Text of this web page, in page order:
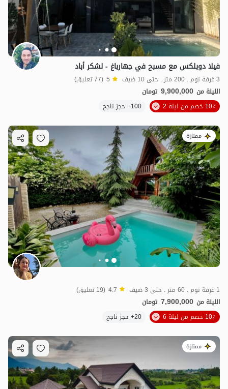
فيلا دوبلكس مع مسبح في جهارباغ - لشكر أباد
3 غرفة نوم . 200 متر . حتى 10 ضيف 5 (77 تعليق)
الليلة من 9,900,000 تومان
10٪ خصم من ليلة 2
100+ حجز ناجح
ممتازة
1 غرفة نوم . 60 متر . حتى 3 ضيف 4.7 (19 تعليق)
الليلة من 7,900,000 تومان
10٪ خصم من ليلة 6
20+ حجز ناجح
ممتازة